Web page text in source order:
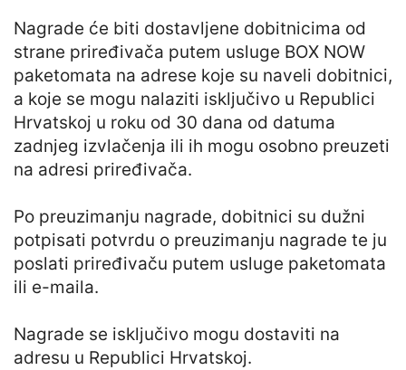
Nagrade će biti dostavljene dobitnicima od
strane priređivača putem usluge BOX NOW
paketomata na adrese koje su naveli dobitnici,
a koje se mogu nalaziti isključivo u Republici
Hrvatskoj u roku od 30 dana od datuma
zadnjeg izvlačenja ili ih mogu osobno preuzeti
na adresi priređivača.
Po preuzimanju nagrade, dobitnici su dužni
potpisati potvrdu o preuzimanju nagrade te ju
poslati priređivaču putem usluge paketomata
ili e-maila.
Nagrade se isključivo mogu dostaviti na
adresu u Republici Hrvatskoj.